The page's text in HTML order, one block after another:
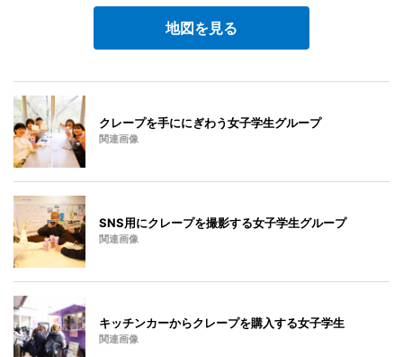
地図を見る
クレープを手ににぎわう女子学生グループ
関連画像
SNS用にクレープを撮影する女子学生グループ
関連画像
キッチンカーからクレープを購入する女子学生
関連画像